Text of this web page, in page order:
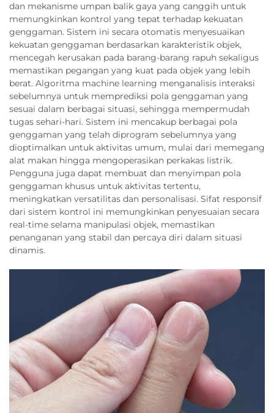
dan mekanisme umpan balik gaya yang canggih untuk
memungkinkan kontrol yang tepat terhadap kekuatan
genggaman. Sistem ini secara otomatis menyesuaikan
kekuatan genggaman berdasarkan karakteristik objek,
mencegah kerusakan pada barang-barang rapuh sekaligus
memastikan pegangan yang kuat pada objek yang lebih
berat. Algoritma machine learning menganalisis interaksi
sebelumnya untuk memprediksi pola genggaman yang
sesuai dalam berbagai situasi, sehingga mempermudah
tugas sehari-hari. Sistem ini mencakup berbagai pola
genggaman yang telah diprogram sebelumnya yang
dioptimalkan untuk aktivitas umum, mulai dari memegang
alat makan hingga mengoperasikan perkakas listrik.
Pengguna juga dapat membuat dan menyimpan pola
genggaman khusus untuk aktivitas tertentu,
meningkatkan versatilitas dan personalisasi. Sifat responsif
dari sistem kontrol ini memungkinkan penyesuaian secara
real-time selama manipulasi objek, memastikan
penanganan yang stabil dan percaya diri dalam situasi
dinamis.